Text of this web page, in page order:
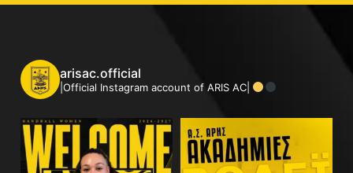
arisac.official
|Official Instagram account of ARIS AC|